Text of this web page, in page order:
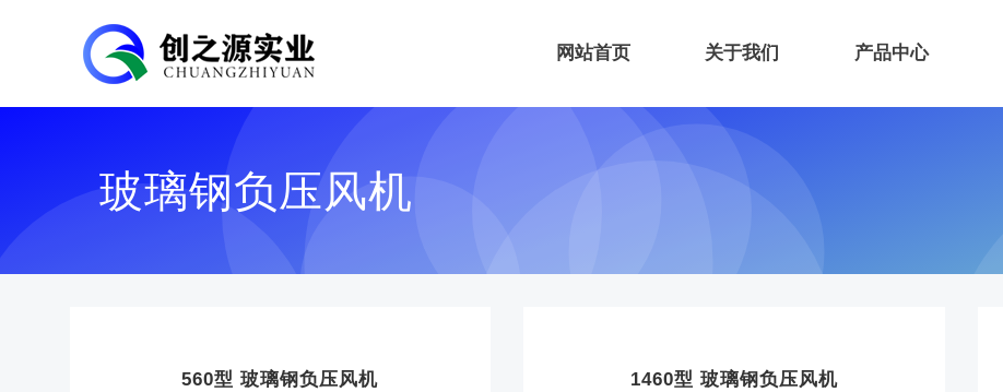
网站首页 关于我们 产品中心
玻璃钢负压风机
560型 玻璃钢负压风机 1460型 玻璃钢负压风机